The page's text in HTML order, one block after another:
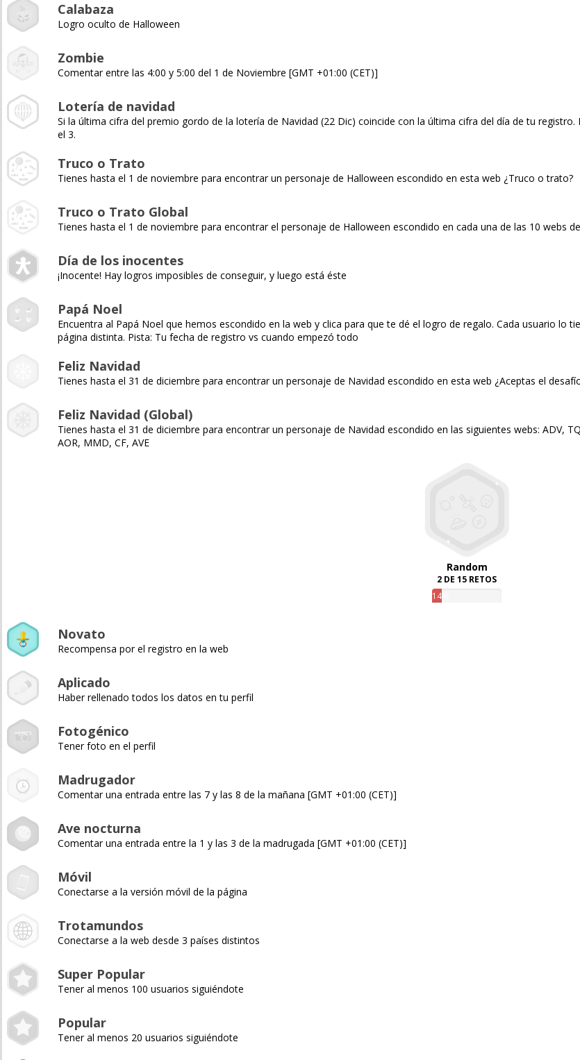
Calabaza
Logro oculto de Halloween
Zombie
Comentar entre las 4:00 y 5:00 del 1 de Noviembre [GMT +01:00 (CET)]
Lotería de navidad
Si la última cifra del premio gordo de la lotería de Navidad (22 Dic) coincide con la última cifra del día de tu registro.
el 3.
Truco o Trato
Tienes hasta el 1 de noviembre para encontrar un personaje de Halloween escondido en esta web ¿Truco o trato?
Truco o Trato Global
Tienes hasta el 1 de noviembre para encontrar el personaje de Halloween escondido en cada una de las 10 webs
Día de los inocentes
¡Inocente! Hay logros imposibles de conseguir, y luego está éste
Papá Noel
Encuentra al Papá Noel que hemos escondido en la web y clica para que te dé el logro de regalo. Cada usuario lo
página distinta. Pista: Tu fecha de registro vs cuando empezó todo
Feliz Navidad
Tienes hasta el 31 de diciembre para encontrar un personaje de Navidad escondido en esta web ¿Aceptas el
Feliz Navidad (Global)
Tienes hasta el 31 de diciembre para encontrar un personaje de Navidad escondido en las siguientes webs: ADV,
AOR, MMD, CF, AVE
Random
2 DE 15 RETOS
14%
Novato
Recompensa por el registro en la web
Aplicado
Haber rellenado todos los datos en tu perfil
Fotogénico
Tener foto en el perfil
Madrugador
Comentar una entrada entre las 7 y las 8 de la mañana [GMT +01:00 (CET)]
Ave nocturna
Comentar una entrada entre la 1 y las 3 de la madrugada [GMT +01:00 (CET)]
Móvil
Conectarse a la versión móvil de la página
Trotamundos
Conectarse a la web desde 3 países distintos
Super Popular
Tener al menos 100 usuarios siguiéndote
Popular
Tener al menos 20 usuarios siguiéndote